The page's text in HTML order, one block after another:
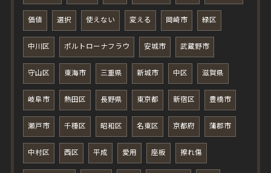
価値 選択 使えない 変える 岡崎市 緑区
中川区 ポルトローナフラウ 安城市 武蔵野市
守山区 東海市 三重県 新城市 中区 滋賀県
岐阜市 熱田区 長野県 東京都 新宿区 豊橋市
瀬戸市 千種区 昭和区 名東区 京都府 蒲郡市
中村区 西区 平成 愛用 座板 擦れ傷